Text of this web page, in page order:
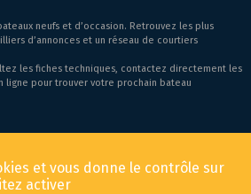
neufs et d’occasion. Retrouvez les plus
d’annonces et un réseau de courtiers
les fiches techniques, contactez directement les
ligne pour trouver votre prochain bateau
et vous donne le contrôle sur
activer